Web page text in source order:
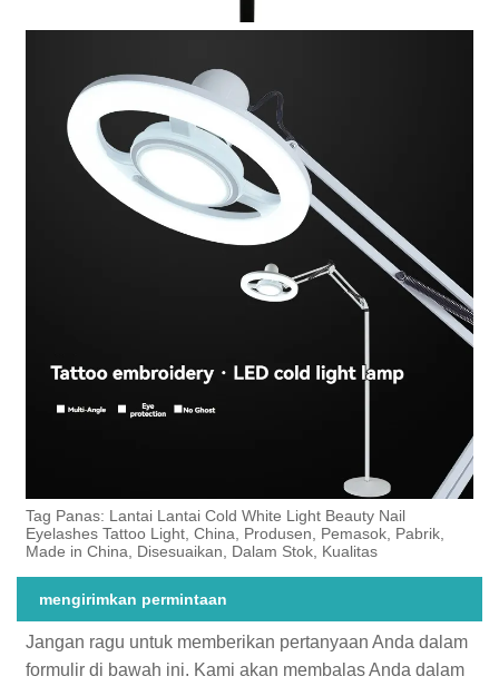
Tag Panas: Lantai Lantai Cold White Light Beauty Nail
Eyelashes Tattoo Light, China, Produsen, Pemasok, Pabrik,
Made in China, Disesuaikan, Dalam Stok, Kualitas
mengirimkan permintaan
Jangan ragu untuk memberikan pertanyaan Anda dalam
formulir di bawah ini. Kami akan membalas Anda dalam